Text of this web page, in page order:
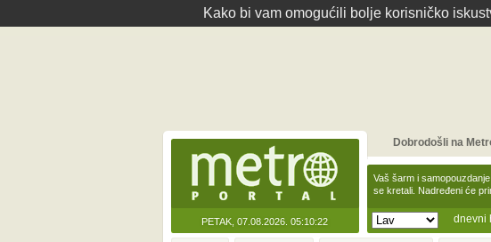
Kako bi vam omogućili bolje korisničko
PETAK, 07.08.2026. 05:10:22 dnevni
Vaš šarm i
se kretali. Nadređeni će
Dobrodošli na